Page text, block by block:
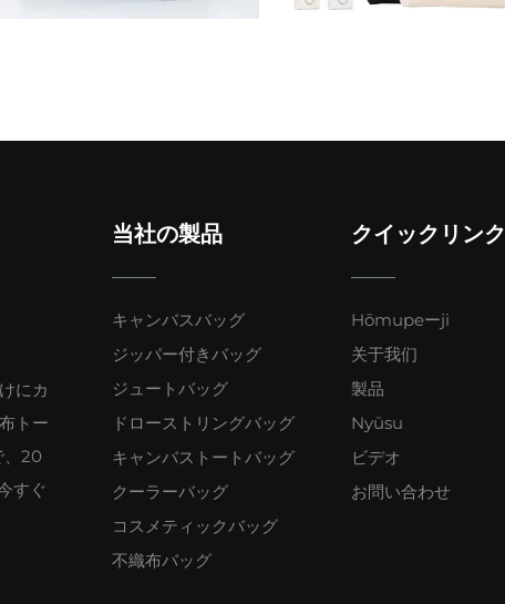
にカ
トー
、20
すぐ
当社の製品
キャンバスバッグ
ジッパー付きバッグ
ジュートバッグ
ドローストリングバッグ
キャンバストートバッグ
クーラーバッグ
コスメティックバッグ
不織布バッグ
クイックリンク
Hōmupeーji
关于我们
製品
Nyūsu
ビデオ
お問い合わせ